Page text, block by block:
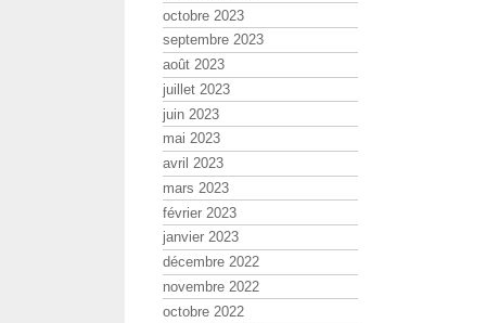
octobre 2023
septembre 2023
août 2023
juillet 2023
juin 2023
mai 2023
avril 2023
mars 2023
février 2023
janvier 2023
décembre 2022
novembre 2022
octobre 2022